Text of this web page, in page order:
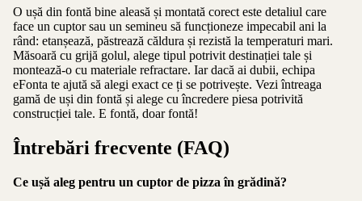
O ușă din fontă bine aleasă și montată corect este detaliul care
face un cuptor sau un semineu să funcționeze impecabil ani la
rând: etanșează, păstrează căldura și rezistă la temperaturi mari.
Măsoară cu grijă golul, alege tipul potrivit destinației tale și
montează-o cu materiale refractare. Iar dacă ai dubii, echipa
eFonta te ajută să alegi exact ce ți se potrivește. Vezi întreaga
gamă de uși din fontă și alege cu încredere piesa potrivită
construcției tale. E fontă, doar fontă!
Întrebări frecvente (FAQ)
Ce ușă aleg pentru un cuptor de pizza în grădină?